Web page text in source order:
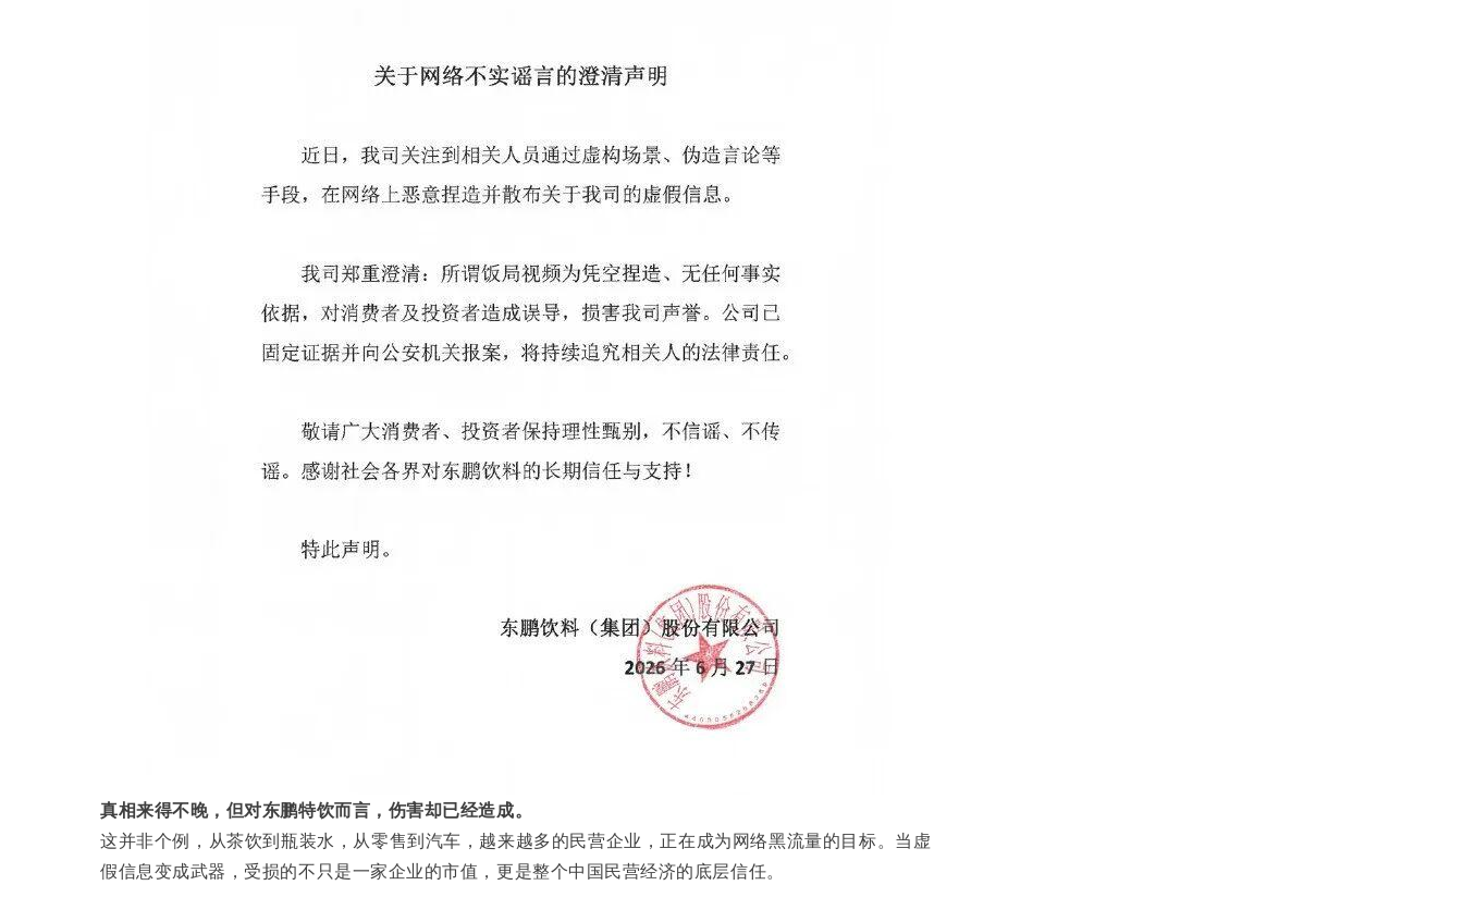
真相来得不晚，但对东鹏特饮而言，伤害却已经造成。
这并非个例，从茶饮到瓶装水，从零售到汽车，越来越多的民营企业，正在成为网络黑流量的目标。当虚
假信息变成武器，受损的不只是一家企业的市值，更是整个中国民营经济的底层信任。